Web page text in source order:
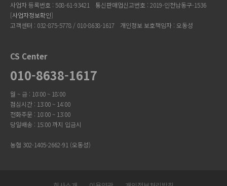
사업자 등록번호 : 508-61-93421
통신판매업신고번호 : 2019-인천남동구-1536
[사업자정보확인]
고객센터 : 032-875-5778 / 010-8638-1617
개인정보 보호책임자 : 오동성
CS Center
010-8638-1617
월 ~ 금 : 10:00 ~ 18:00
점심시간 : 13:00 ~ 14:00
전화주문 : 10:00 ~ 13:00
당일배송 : 15:00 까지 입금시
농협 302-1405-2662-91 (오동성)